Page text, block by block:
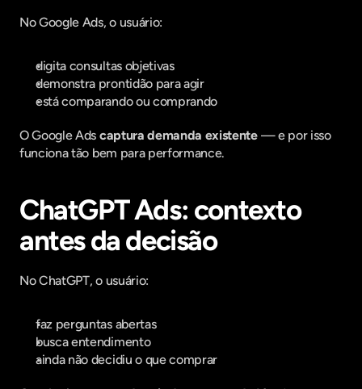
No Google Ads, o usuário:
digita consultas objetivas
demonstra prontidão para agir
está comparando ou comprando
O Google Ads captura demanda existente — e por isso
funciona tão bem para performance.
ChatGPT Ads: contexto
antes da decisão
No ChatGPT, o usuário:
faz perguntas abertas
busca entendimento
ainda não decidiu o que comprar